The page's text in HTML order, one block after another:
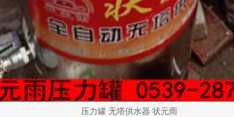
压力罐 无塔供水器 状元雨